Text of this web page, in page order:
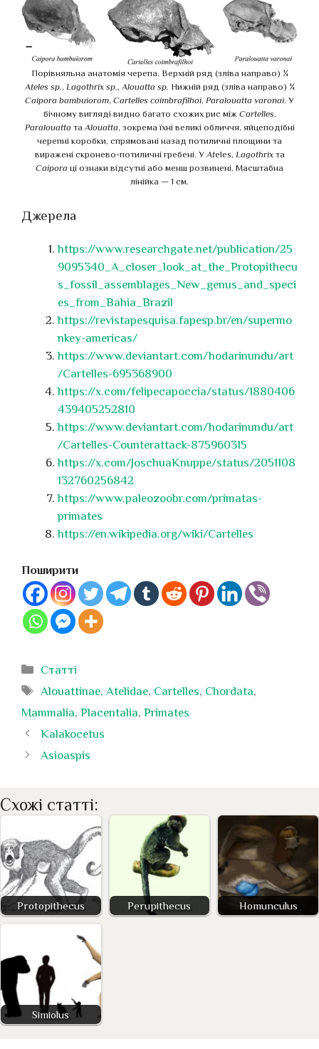
Порівняльна анатомія черепа. Верхній ряд (зліва направо) ¼
Ateles sp., Lagothrix sp., Alouatta sp. Нижній ряд (зліва направо) ¼
Caipora bambuiorom, Cartelles coimbrafilhoi, Paralouatta varonai. У
бічному вигляді видно багато схожих рис між Cartelles,
Paralouattaта Alouatta, зокрема їхні великі обличчя, яйцеподібні
черепні коробки, спрямовані назад потиличні площини та
виражені скронево-потиличні гребені. У Ateles, Lagothrixта
Caipora ці ознаки відсутні або менш розвинені. Масштабна
лінійка — 1 см.
Джерела
https://www.researchgate.net/publication/25
9095340_A_closer_look_at_the_Protopithecu
s_fossil_assemblages_New_genus_and_speci
es_from_Bahia_Brazil
https://revistapesquisa.fapesp.br/en/supermo
nkey-americas/
https://www.deviantart.com/hodarinundu/art
/Cartelles-695368900
https://x.com/felipecapoccia/status/1880406
439405252810
https://www.deviantart.com/hodarinundu/art
/Cartelles-Counterattack-875960315
https://x.com/JoschuaKnuppe/status/2051108
132760256842
https://www.paleozoobr.com/primatas-
primates
https://en.wikipedia.org/wiki/Cartelles
Поширити
Категорії
Статті
Позначки
Alouattinae, Atelidae, Cartelles, Chordata,
Mammalia, Placentalia, Primates
Kalakocetus
Asioaspis
Схожі статті:
Protopithecus Perupithecus Homunculus
Simiolus